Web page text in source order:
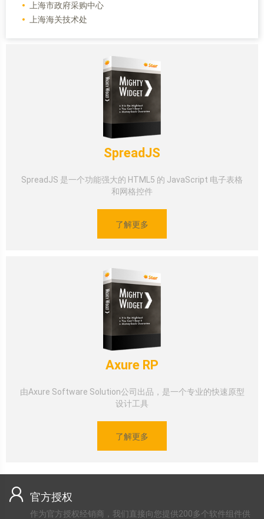
上海市政府采购中心
上海海关技术处
SpreadJS
SpreadJS 是一个功能强大的 HTML5 的 JavaScript 电子表格
和网格控件
了解更多
Axure RP
由Axure Software Solution公司出品，是一个专业的快速原型
设计工具
了解更多
官方授权
作为官方授权经销商，我们直接向您提供200多个软件组件供